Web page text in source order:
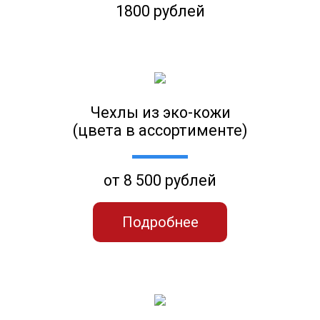
1800 рублей
Чехлы из эко-кожи
(цвета в ассортименте)
от 8 500 рублей
Подробнее